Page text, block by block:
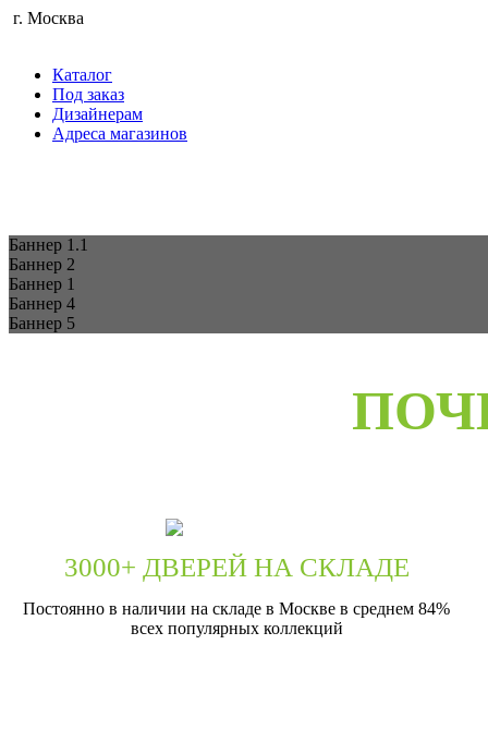
г. Москва
Каталог
Под заказ
Дизайнерам
Адреса магазинов
Баннер 1.1
Баннер 2
Баннер 1
Баннер 4
Баннер 5
3000+ ДВЕРЕЙ НА СКЛАДЕ
Постоянно в наличии на складе в Москве в среднем 84%
всех популярных коллекций